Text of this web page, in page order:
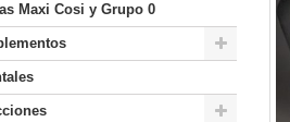
Maxi Cosi y Grupo 0